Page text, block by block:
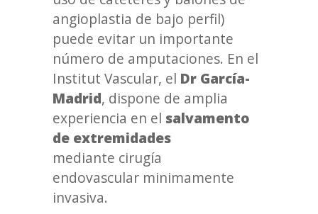
angioplastia de bajo perfil)
puede evitar un importante
número de amputaciones. En el
Institut Vascular, el Dr García-
Madrid, dispone de amplia
experiencia en el salvamento
de extremidades
mediante cirugía
endovascular minimamente
invasiva.